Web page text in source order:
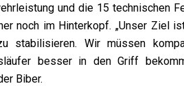
und die 15 technischen
noch im Hinterkopf. „Unser Ziel
stabilisieren. Wir müssen
besser in den Griff
Biber.